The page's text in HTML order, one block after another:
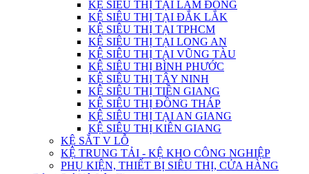
KỆ SIÊU THỊ TẠI LÂM ĐỒNG
KỆ SIÊU THỊ TẠI ĐẮK LẮK
KỆ SIÊU THỊ TẠI TPHCM
KỆ SIÊU THỊ TẠI LONG AN
KỆ SIÊU THỊ TẠI VŨNG TÀU
KỆ SIÊU THỊ BÌNH PHƯỚC
KỆ SIÊU THỊ TÂY NINH
KỆ SIÊU THỊ TIỀN GIANG
KỆ SIÊU THỊ ĐỒNG THÁP
KỆ SIÊU THỊ TẠI AN GIANG
KỆ SIÊU THỊ KIÊN GIANG
KỆ SẮT V LỖ
KỆ TRUNG TẢI - KỆ KHO CÔNG NGHIỆP
PHỤ KIỆN, THIẾT BỊ SIÊU THỊ, CỬA HÀNG